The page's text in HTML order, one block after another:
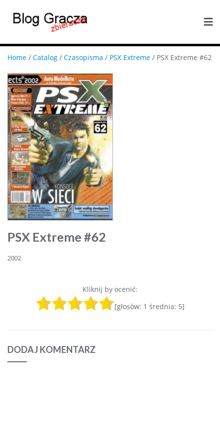
Home / Catalog / Czasopisma / PSX Extreme / PSX Extreme #62
PSX Extreme #62
2002
Kliknij by ocenić:
[głosów: 1 średnia: 5]
DODAJ KOMENTARZ